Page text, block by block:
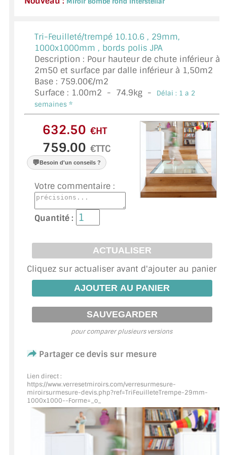
VERRE FEUILLETÉ
VERRE LAQUÉ/CRÉDENCE
VERRE FEUILLETÉ/TREMPÉ
DALLE DE SOL EN VERRE
PORTE EN VERRE
GARDE CORPS EN VERRE
VERRIÈRE TYPE ATELIER
VERRES TEXTURÉS
DOUBLE VITRAGE
ACCESSOIRES & QUINCAILLERIE
CATALOGUE DE PROFILS ET FIXATION DU
VERRE
VITRINE EN VERRE
PLATS ET CORNIÈRES
LES CHARNIÈRES DE PORTE EN VERRE
BOUTONS ET POIGNÉES
Tri-Feuilleté/trempé 10.10.6 , 29mm,
1000x1000mm , bords polis JPA
Description : Pour hauteur de chute inférieur à
2m50 et surface par dalle inférieur à 1,50m2
Base : 759.00€/m2
Surface : 1.00m2 - 74.9kg -
Délai : 1 a 2
semaines *
€HT
€TTC
💬Besoin d'un conseils ?
Votre commentaire :
Quantité :
Cliquez sur actualiser avant d'ajouter au panier
pour comparer plusieurs versions
Partager ce devis sur mesure
Lien direct :
https://www.verresetmiroirs.com/verresurmesure-
miroirsurmesure-devis.php?ref=TriFeuilleteTrempe-29mm-
1000x1000--Forme=_o_